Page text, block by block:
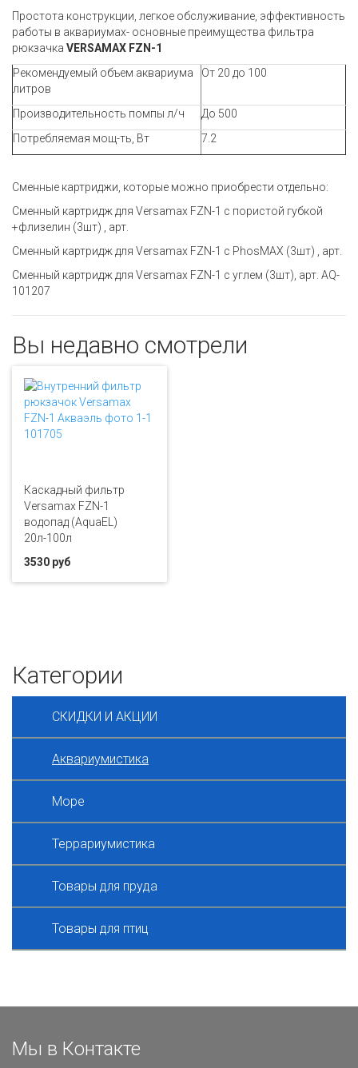
Простота конструкции, легкое обслуживание, эффективность
работы в аквариумах- основные преимущества фильтра
рюкзачка VERSAMAX FZN-1
Рекомендуемый объем аквариума
литров
От 20 до 100
Производительность помпы л/ч
До 500
Потребляемая мощ-ть, Вт
7.2
Сменные картриджи, которые можно приобрести отдельно:
Сменный картридж для Versamax FZN-1 с пористой губкой
+флизелин (3шт) , арт.
Сменный картридж для Versamax FZN-1 с PhosMAX (3шт) , арт.
Сменный картридж для Versamax FZN-1 с углем (3шт), арт. AQ-
101207
Вы недавно смотрели
Каскадный фильтр
Versamax FZN-1
водопад (AquaEL)
20л-100л
3530 руб
Категории
СКИДКИ И АКЦИИ
Аквариумистика
Море
Террариумистика
Товары для пруда
Товары для птиц
Мы в Контакте